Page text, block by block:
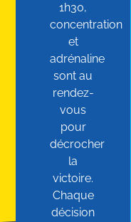
1h30,
concentration
et
adrénaline
sont au
rendez-
vous
pour
décrocher
la
victoire.
Chaque
décision